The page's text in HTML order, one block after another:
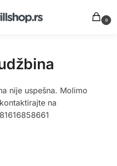
0
nije uspešna. Molimo
na